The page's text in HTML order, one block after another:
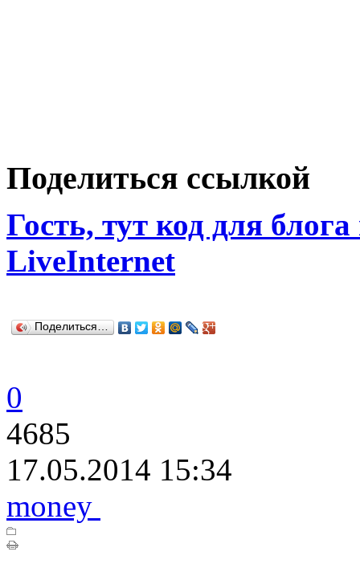
Поделиться ссылкой
Гость, тут код для
LiveInternet
Поделиться…
0
4685
17.05.2014 15:34
money